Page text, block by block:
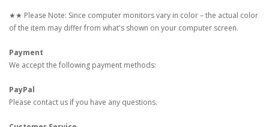
★★ Please Note: Since computer monitors vary in color – the actual color
of the item may differ from what's shown on your computer screen.
Payment
We accept the following payment methods:
PayPal
Please contact us if you have any questions.